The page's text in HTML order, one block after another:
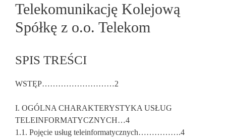
Telekomunikację Kolejową
Spółkę z o.o. Telekom
SPIS TREŚCI
WSTĘP………………………2
I. OGÓLNA CHARAKTERYSTYKA USŁUG
TELEINFORMATYCZNYCH…4
1.1. Pojęcie usług teleinformatycznych…………….4